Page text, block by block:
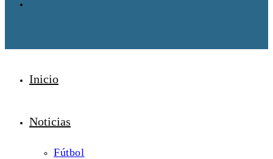
Inicio
Noticias
Fútbol